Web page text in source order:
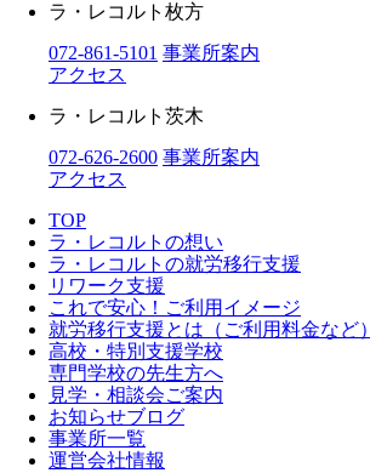
ラ・レコルト枚方
072-861-5101 事業所案内
アクセス
ラ・レコルト茨木
072-626-2600 事業所案内
アクセス
TOP
ラ・レコルトの想い
ラ・レコルトの就労移行支援
リワーク支援
これで安心！ご利用イメージ
就労移行支援とは（ご利用料金など）
高校・特別支援学校
専門学校の先生方へ
見学・相談会ご案内
お知らせブログ
事業所一覧
運営会社情報